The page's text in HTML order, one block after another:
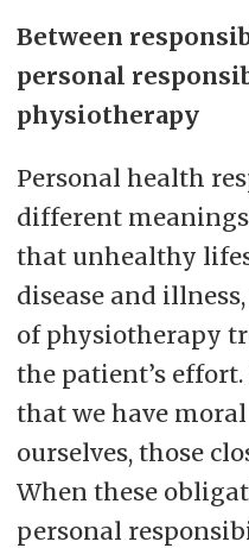
Between
personal
physiotherapy
Personal health
different
that unhealthy
disease and
of physiotherapy
the patient’s
that we have
ourselves, those
When these
personal